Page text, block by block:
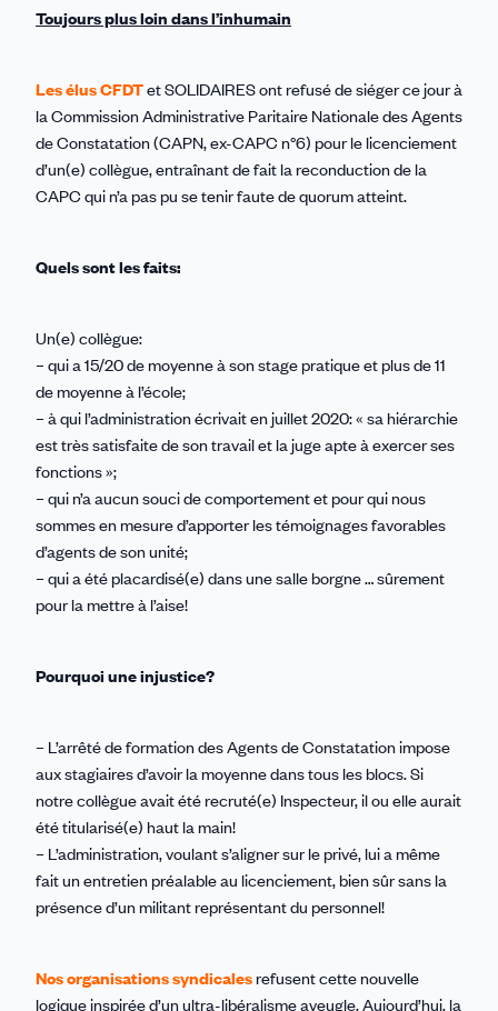
Toujours plus loin dans l’inhumain
Les élus CFDTet SOLIDAIRES ont refusé de siéger ce jour à
la Commission Administrative Paritaire Nationale des Agents
de Constatation (CAPN, ex-CAPC n°6) pour le licenciement
d’un(e) collègue, entraînant de fait la reconduction de la
CAPC qui n’a pas pu se tenir faute de quorum atteint.
Quels sont les faits:
Un(e) collègue:
– qui a 15/20 de moyenne à son stage pratique et plus de 11
de moyenne à l’école;
– à qui l’administration écrivait en juillet 2020: « sa hiérarchie
est très satisfaite de son travail et la juge apte à exercer ses
fonctions »;
– qui n’a aucun souci de comportement et pour qui nous
sommes en mesure d’apporter les témoignages favorables
d’agents de son unité;
– qui a été placardisé(e) dans une salle borgne … sûrement
pour la mettre à l’aise!
Pourquoi une injustice?
– L’arrêté de formation des Agents de Constatation impose
aux stagiaires d’avoir la moyenne dans tous les blocs. Si
notre collègue avait été recruté(e) Inspecteur, il ou elle aurait
été titularisé(e) haut la main!
– L’administration, voulant s’aligner sur le privé, lui a même
fait un entretien préalable au licenciement, bien sûr sans la
présence d’un militant représentant du personnel!
Nos organisations syndicales refusent cette nouvelle
logique inspirée d’un ultra-libéralisme aveugle. Aujourd’hui, la